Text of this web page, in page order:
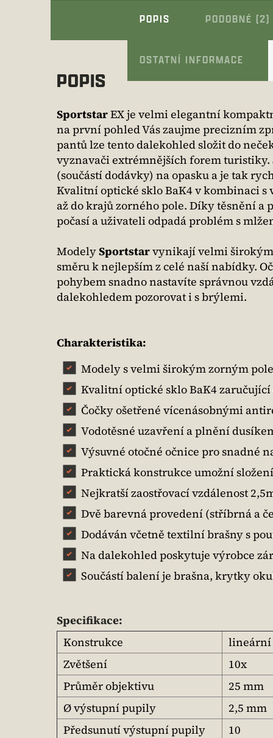
POPIS PODOBNÉ (2)
OSTATNÍ INFORMACE
POPIS
SportstarEX je velmi elegantní
na první pohled Vás zaujme precizním
pantů lze tento dalekohled složit do
vyznavači extrémnějších forem turistiky.
(součástí dodávky) na opasku a je tak
Kvalitní optické sklo BaK4 v kombinaci
až do krajů zorného pole. Díky těsnění
počasí a uživateli odpadá problém s
ModelySportstarvynikají velmi
směru k nejlepším z celé naší nabídky.
pohybem snadno nastavíte správnou
dalekohledem pozorovat i s brýlemi.
Charakteristika:
Modely s velmi širokým zorným
Kvalitní optické sklo BaK4
Čočky ošetřené vícenásobnými
Vodotěsné uzavření a plnění
Výsuvné otočné očnice pro snadné
Praktická konstrukce umožní
Nejkratší zaostřovací vzdálenost
Dvě barevná provedení (stříbrná a
Dodáván včetně textilní brašny s
Na dalekohled poskytuje výrobce
Součástí balení je brašna, krytky
Specifikace:
Konstrukce
lineární
Zvětšení
10x
Průměr objektivu
25 mm
Ø výstupní pupily
2,5 mm
Předsunutí výstupní pupily
10